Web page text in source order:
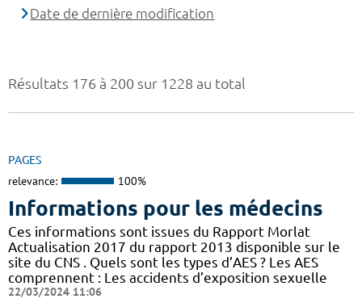
Résultats 176 à 200 sur 1228 au total
PAGES
relevance: 100%
Informations pour les médecins
Ces informations sont issues du Rapport Morlat
Actualisation 2017 du rapport 2013 disponible sur le
site du CNS . Quels sont les types d’AES ? Les AES
comprennent : Les accidents d’exposition sexuelle
22/03/2024 11:06
Date de dernière modification